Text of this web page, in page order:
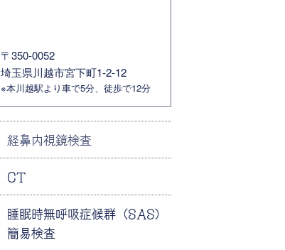
〒350-0052
埼玉県川越市宮下町1-2-12
※本川越駅より車で5分、徒歩で12分
経鼻内視鏡検査
CT
睡眠時無呼吸症候群（SAS）
簡易検査